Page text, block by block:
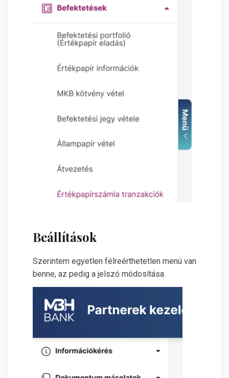
Beállítások
Szerintem egyetlen félreérthetetlen menü van
benne, az pedig a jelszó módosítása